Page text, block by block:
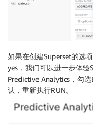
如果在创建Superset的选
yes，我们可以进一步体
Predictive Analytics，勾选
认，重新执行RUN。